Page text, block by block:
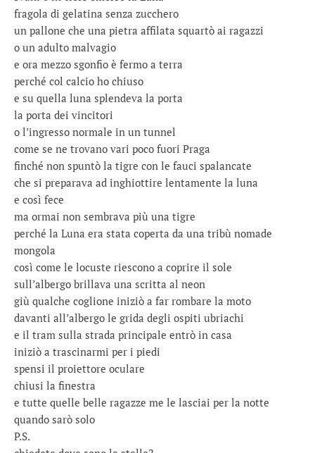
fragola di gelatina senza zucchero
un pallone che una pietra affilata squartò ai ragazzi
o un adulto malvagio
e ora mezzo sgonfio è fermo a terra
perché col calcio ho chiuso
e su quella luna splendeva la porta
la porta dei vincitori
o l’ingresso normale in un tunnel
come se ne trovano vari poco fuori Praga
finché non spuntò la tigre con le fauci spalancate
che si preparava ad inghiottire lentamente la luna
e così fece
ma ormai non sembrava più una tigre
perché la Luna era stata coperta da una tribù nomade
mongola
così come le locuste riescono a coprire il sole
sull’albergo brillava una scritta al neon
giù qualche coglione iniziò a far rombare la moto
davanti all’albergo le grida degli ospiti ubriachi
e il tram sulla strada principale entrò in casa
iniziò a trascinarmi per i piedi
spensi il proiettore oculare
chiusi la finestra
e tutte quelle belle ragazze me le lasciai per la notte
quando sarò solo
P.S.